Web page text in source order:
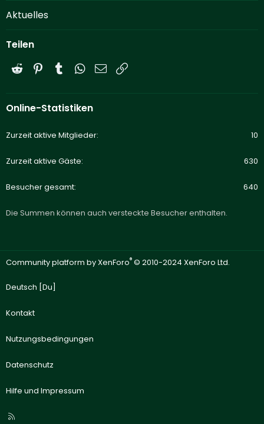
Aktuelles
Teilen
Reddit PinterestTumblrWhatsApp
E-Mail
Online-Statistiken
Zurzeit aktive Mitglieder 10
Zurzeit aktive Gäste 630
Besucher gesamt 640
Die Summen können auch versteckte Besucher enthalten.
Community platform by XenForo® © 2010-2024 XenForo Ltd.
Deutsch [Du]
Kontakt
Nutzungsbedingungen
Datenschutz
Hilfe und Impressum
R